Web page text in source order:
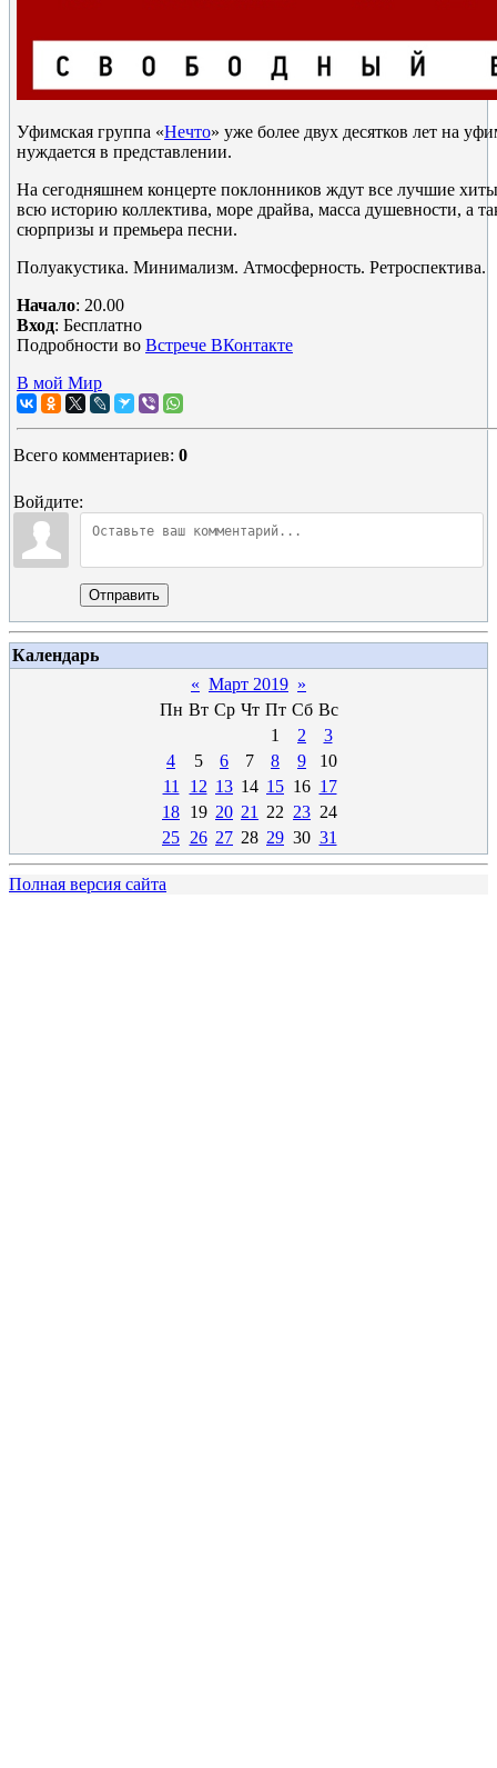
Уфимская группа «Нечто» уже более двух десятков лет на
нуждается в представлении.
На сегодняшнем концерте поклонников ждут все лучшие хиты
всю историю коллектива, море драйва, масса душевности, а
сюрпризы и премьера песни.
Полуакустика. Минимализм. Атмосферность. Ретроспектива.
Начало: 20.00
Вход: Бесплатно
Подробности во Встрече ВКонтакте
В мой Мир
Всего комментариев: 0
Войдите:
Отправить
Календарь
« Март 2019 »
Пн Вт Ср Чт Пт Сб Вс
1
2
3
4
5 6 7 8 9
10
11
12 13 14 15 16 17
18 19 20 21 22 23 24
25 26 27 28 29 30 31
Полная версия сайта